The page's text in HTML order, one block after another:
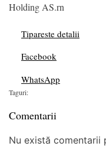
Holding AS.rn
Tipareste detalii
Facebook
WhatsApp
Taguri:
Comentarii
Nu există comentarii